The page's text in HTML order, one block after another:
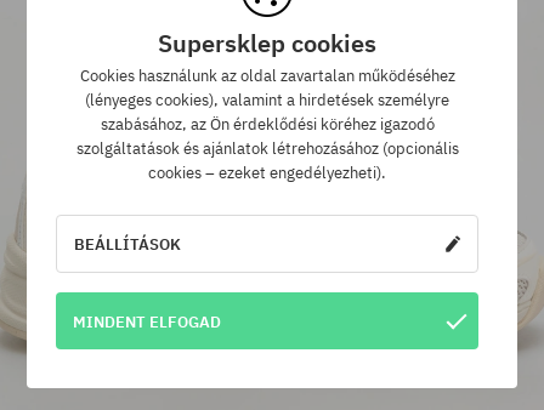
Supersklep cookies
Cookies használunk az oldal zavartalan működéséhez
(lényeges cookies), valamint a hirdetések személyre
szabásához, az Ön érdeklődési köréhez igazodó
szolgáltatások és ajánlatok létrehozásához (opcionális
cookies – ezeket engedélyezheti).
BEÁLLÍTÁSOK
MINDENT ELFOGAD